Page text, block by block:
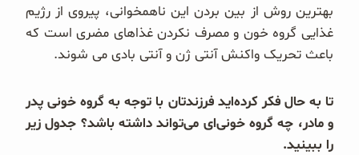
بهترین روش از بین بردن این ناهمخوانی، پیروی از رژیم
غذایی گروه خون و مصرف نکردن غذاهای مضری است که
باعث تحریک واکنش آنتی ژن و آنتی بادی می شوند.
تا به حال فکر کرده‌اید فرزندتان با توجه به گروه خونی پدر
و مادر، چه گروه خونی‌ای می‌تواند داشته باشد؟ جدول زیر
را ببینید.